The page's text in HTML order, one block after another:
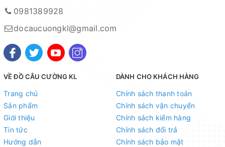
ship COD ( nhận hàng thanh toán )
HỆ THỐNG TÀI KHOẢN NGÂN HÀNG
1. Ngân hàng Kỹ thương TECHCOMBANK -
Hoa Thám - Hà Nội
Chủ tài khoản : Nguyễn Thị Tuyết Minh
2. Ngân hàng Ngoại thương VIETCOMBANK -CN Hà
Nội
0981389928
docaucuongkl@gmail.com
VỀ ĐỒ CÂU CƯỜNG KL
Trang chủ
Sản phẩm
Giới thiệu
Tin tức
Hướng dẫn
DÀNH CHO KHÁCH HÀNG
Chính sách thanh toán
Chính sách vận chuyển
Chính sách kiểm hàng
Chính sách đổi trả
Chính sách bảo mật